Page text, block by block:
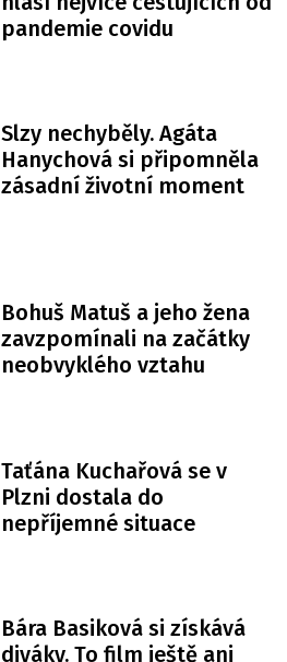
pandemie covidu
Slzy nechyběly. Agáta
Hanychová si připomněla
zásadní životní moment
Bohuš Matuš a jeho žena
zavzpomínali na začátky
neobvyklého vztahu
Taťána Kuchařová se v
Plzni dostala do
nepříjemné situace
Bára Basiková si získává
diváky. To film ještě ani